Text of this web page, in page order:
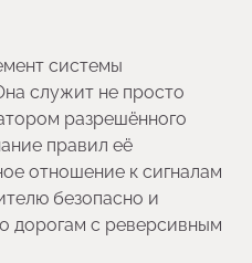
системы
служит не просто
разрешённого
правил её
отношение к сигналам
безопасно и
дорогам с реверсивным